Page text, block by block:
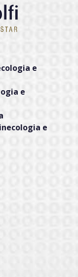
e
e
e